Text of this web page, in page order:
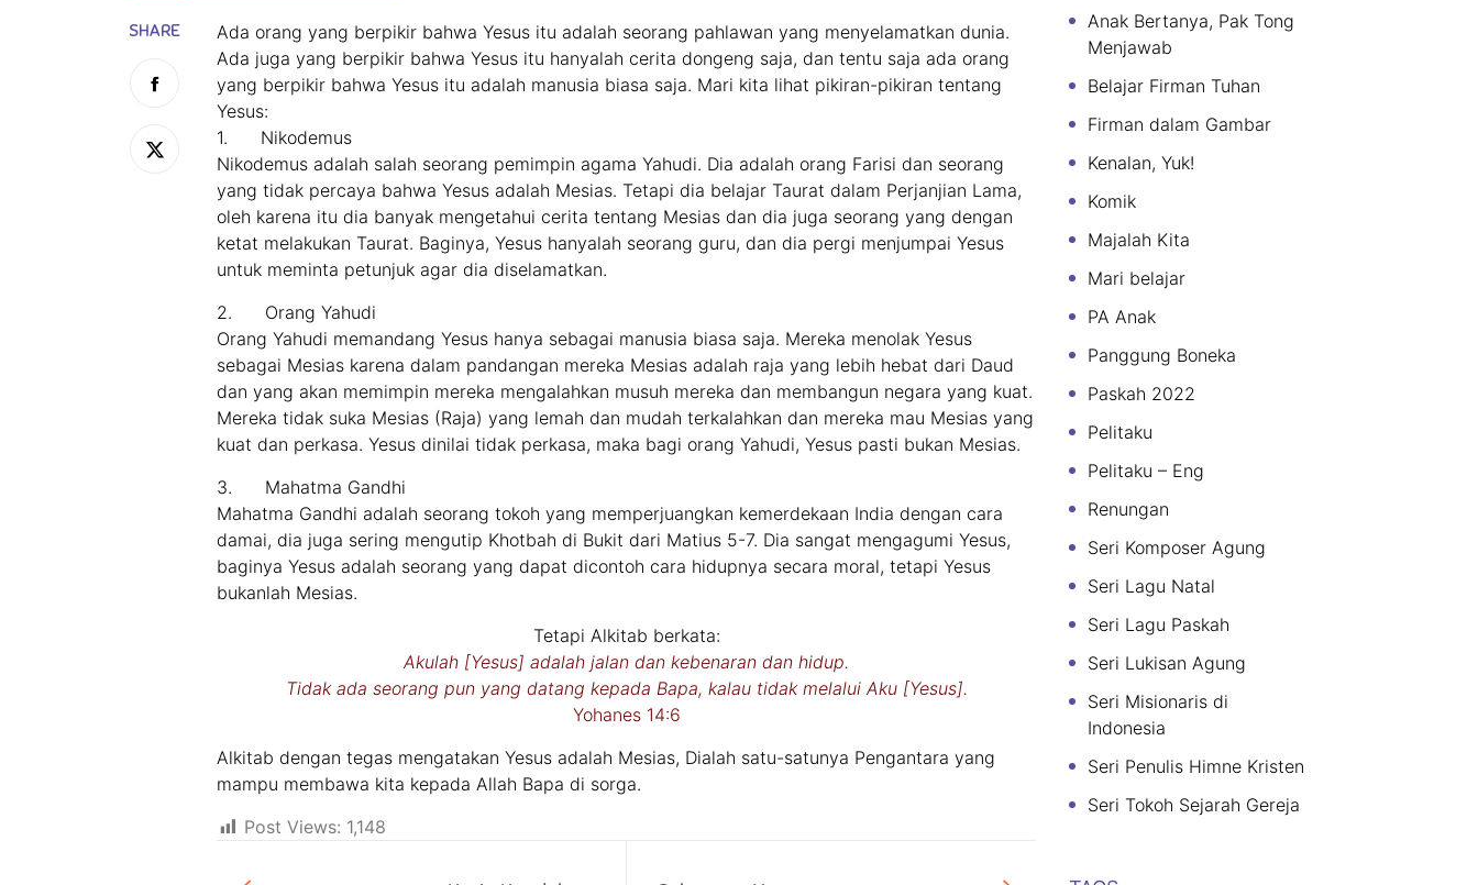
SHARE
Ada orang yang berpikir bahwa Yesus itu adalah seorang pahlawan yang menyelamatkan dunia.
Ada juga yang berpikir bahwa Yesus itu hanyalah cerita dongeng saja, dan tentu saja ada orang
yang berpikir bahwa Yesus itu adalah manusia biasa saja. Mari kita lihat pikiran-pikiran tentang
Yesus:
1. Nikodemus
Nikodemus adalah salah seorang pemimpin agama Yahudi. Dia adalah orang Farisi dan seorang
yang tidak percaya bahwa Yesus adalah Mesias. Tetapi dia belajar Taurat dalam Perjanjian Lama,
oleh karena itu dia banyak mengetahui cerita tentang Mesias dan dia juga seorang yang dengan
ketat melakukan Taurat. Baginya, Yesus hanyalah seorang guru, dan dia pergi menjumpai Yesus
untuk meminta petunjuk agar dia diselamatkan.
2. Orang Yahudi
Orang Yahudi memandang Yesus hanya sebagai manusia biasa saja. Mereka menolak Yesus
sebagai Mesias karena dalam pandangan mereka Mesias adalah raja yang lebih hebat dari Daud
dan yang akan memimpin mereka mengalahkan musuh mereka dan membangun negara yang kuat.
Mereka tidak suka Mesias (Raja) yang lemah dan mudah terkalahkan dan mereka mau Mesias yang
kuat dan perkasa. Yesus dinilai tidak perkasa, maka bagi orang Yahudi, Yesus pasti bukan Mesias.
3. Mahatma Gandhi
Mahatma Gandhi adalah seorang tokoh yang memperjuangkan kemerdekaan India dengan cara
damai, dia juga sering mengutip Khotbah di Bukit dari Matius 5-7. Dia sangat mengagumi Yesus,
baginya Yesus adalah seorang yang dapat dicontoh cara hidupnya secara moral, tetapi Yesus
bukanlah Mesias.
Tetapi Alkitab berkata:
Akulah [Yesus] adalah jalan dan kebenaran dan hidup.
Tidak ada seorang pun yang datang kepada Bapa, kalau tidak melalui Aku [Yesus].
Yohanes 14:6
Alkitab dengan tegas mengatakan Yesus adalah Mesias, Dialah satu-satunya Pengantara yang
mampu membawa kita kepada Allah Bapa di sorga.
Post Views: 1,148
Anak Bertanya, Pak Tong
Menjawab
Belajar Firman Tuhan
Firman dalam Gambar
Kenalan, Yuk!
Komik
Majalah Kita
Mari belajar
PA Anak
Panggung Boneka
Paskah 2022
Pelitaku
Pelitaku – Eng
Renungan
Seri Komposer Agung
Seri Lagu Natal
Seri Lagu Paskah
Seri Lukisan Agung
Seri Misionaris di
Indonesia
Seri Penulis Himne Kristen
Seri Tokoh Sejarah Gereja